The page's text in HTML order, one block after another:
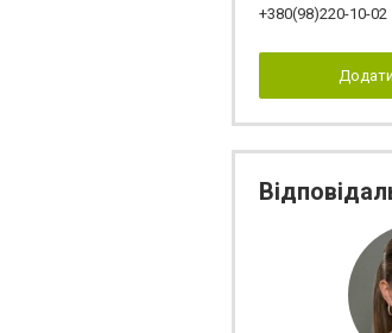
+380(98)220-10-02